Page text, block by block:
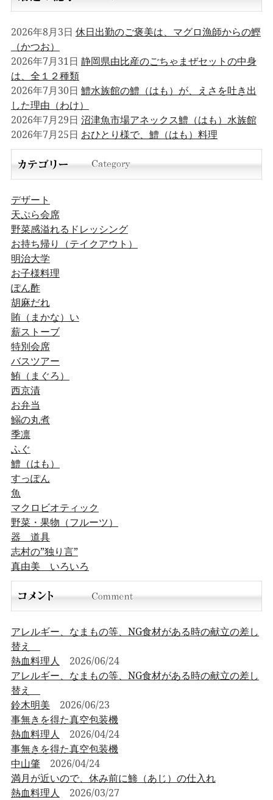
2026年8月3日 休日出勤のご褒美は、マグロ漁師からの鰹
（かつお）
2026年7月31日 静岡県由比産のごちゃまぜセットの中身
は、全１２種類
2026年7月30日 鱧水族館の鱧（はも）が、えさを吐き出
した理由（わけ）
2026年7月29日 沼津魚市場アネックス鱧（はも）水族館
2026年7月25日 おひとり様で、鱧（はも）料理
デザート
天ぷら会席
野菜感溢れるドレッシング
お持ち帰り（テイクアウト）
明治大学
お子様料理
ぽん酢
胡麻だれ
賄（まかな）い
薪ストーブ
特別会席
バスツアー
鮪（まぐろ）
西京漬
お弁当
鰯の丸煮
季凛
ふぐ
鱧（はも）
すっぽん
魚
マクロビオティック
野菜・果物（フルーツ）
器 道具
志村の”独り言”
真由美 いろいろ
アレルギー、なまもの等、NG食材がある時の献立の差し
替え
熱血料理人 2026/06/24
アレルギー、なまもの等、NG食材がある時の献立の差し
替え
鈴木明美 2026/06/23
事無きを得た真空包装機
熱血料理人 2026/04/24
事無きを得た真空包装機
中山肇2026/04/24
満月が近いので、休み前に鯵（あじ）の仕入れ
熱血料理人 2026/03/27